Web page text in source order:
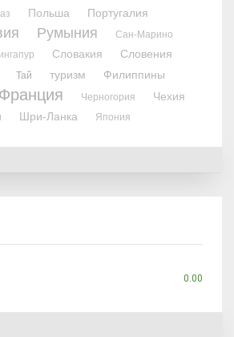
Польша Португалия
Румыния Сан-Марино
Словакия Словения
Тай туризм
Филиппины
Франция Черногория
Чехия
Шри-Ланка Япония
0.00